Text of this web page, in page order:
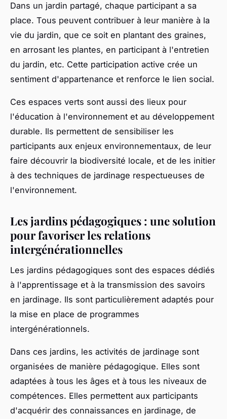
Dans un jardin partagé, chaque participant a sa
place. Tous peuvent contribuer à leur manière à la
vie du jardin, que ce soit en plantant des graines,
en arrosant les plantes, en participant à l'entretien
du jardin, etc. Cette participation active crée un
sentiment d'appartenance et renforce le lien social.
Ces espaces verts sont aussi des lieux pour
l'éducation à l'environnement et au développement
durable. Ils permettent de sensibiliser les
participants aux enjeux environnementaux, de leur
faire découvrir la biodiversité locale, et de les initier
à des techniques de jardinage respectueuses de
l'environnement.
Les jardins pédagogiques : une solution
pour favoriser les relations
intergénérationnelles
Les jardins pédagogiques sont des espaces dédiés
à l'apprentissage et à la transmission des savoirs
en jardinage. Ils sont particulièrement adaptés pour
la mise en place de programmes
intergénérationnels.
Dans ces jardins, les activités de jardinage sont
organisées de manière pédagogique. Elles sont
adaptées à tous les âges et à tous les niveaux de
compétences. Elles permettent aux participants
d'acquérir des connaissances en jardinage, de